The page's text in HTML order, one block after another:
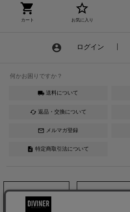
shopping_cart
カート
star_border
お気に入り
account_circle ログイン
何かお困りですか？
local_shipping 送料について
cached 返品・交換について
mail_outline メルマガ登録
description 特定商取引法について